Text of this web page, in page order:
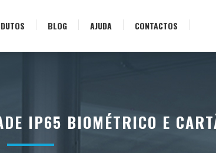
BLOG AJUDA CONTACTOS
IP65 BIOMÉTRICO E